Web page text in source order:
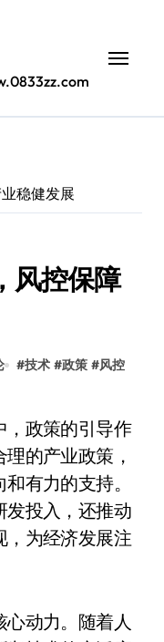
稳健发展
风控保障
#技术 #政策 #风控
的产业政策，
有力的支持。
发投入，还推动
，为经济发展注
动力。随着人